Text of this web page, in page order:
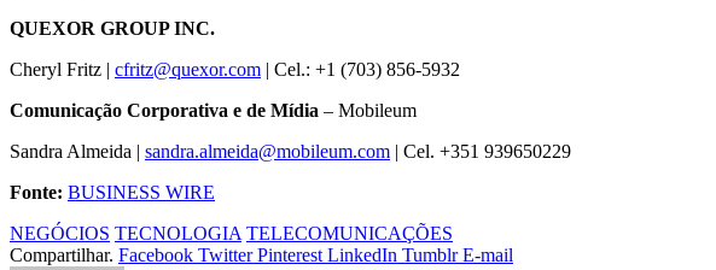
QUEXOR GROUP INC.
Cheryl Fritz | cfritz@quexor.com | Cel.: +1 (703) 856-5932
Comunicação Corporativa e de Mídia – Mobileum
Sandra Almeida | sandra.almeida@mobileum.com | Cel. +351 939650229
Fonte: BUSINESS WIRE
NEGÓCIOS TECNOLOGIA TELECOMUNICAÇÕES
Compartilhar. Facebook Twitter Pinterest LinkedIn Tumblr E-mail